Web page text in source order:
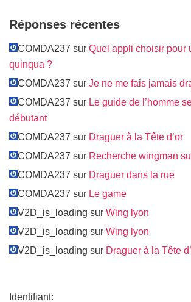
Réponses récentes
COMDA237 sur Quel appli choisir pour
quinqua ?
COMDA237 sur Je ne me fais jamais
COMDA237 sur Le guide de l’homme
débutant
COMDA237 sur Draguer à la Tête d’or
COMDA237 sur Recherche wingman
COMDA237 sur Draguer dans la rue
COMDA237 sur Le game
V2D_is_loading sur Wing lyon
V2D_is_loading sur Wing lyon
V2D_is_loading sur Draguer à la Tête
Identifiant: